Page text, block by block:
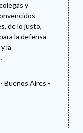
y
de lo justo,
la defensa
la
Buenos Aires -